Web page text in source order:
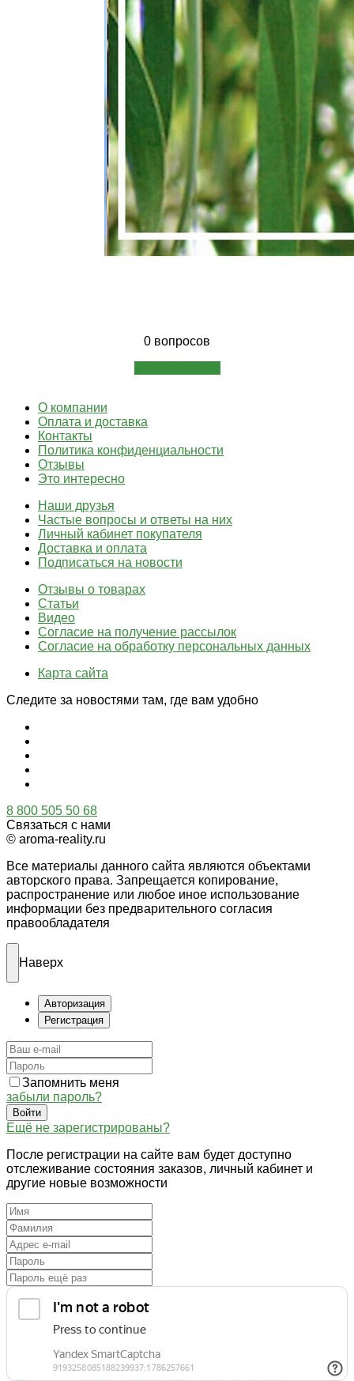
0 вопросов
О компании
Оплата и доставка
Контакты
Политика конфиденциальности
Отзывы
Это интересно
Наши друзья
Частые вопросы и ответы на них
Личный кабинет покупателя
Доставка и оплата
Подписаться на новости
Отзывы о товарах
Статьи
Видео
Согласие на получение рассылок
Согласие на обработку персональных данных
Карта сайта
Следите за новостями там, где вам удобно
8 800 505 50 68
Связаться с нами
© aroma-reality.ru
Все материалы данного сайта являются объектами
авторского права. Запрещается копирование,
распространение или любое иное использование
информации без предварительного согласия
правообладателя
Наверх
Авторизация
Регистрация
Запомнить меня
забыли пароль?
Войти
Ещё не зарегистрированы?
После регистрации на сайте вам будет доступно
отслеживание состояния заказов, личный кабинет и
другие новые возможности